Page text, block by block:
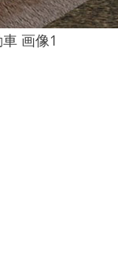
画像1